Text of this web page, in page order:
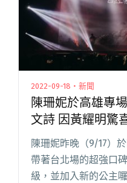
2022-09-18・新聞
陳珊妮於高雄專
文詩 因黃耀明驚
陳珊妮昨晚（9/17）
帶著台北場的超強口
級，並加入新的公主